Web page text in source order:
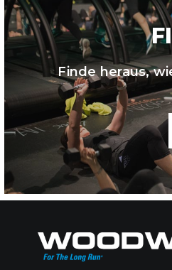
Finde heraus,